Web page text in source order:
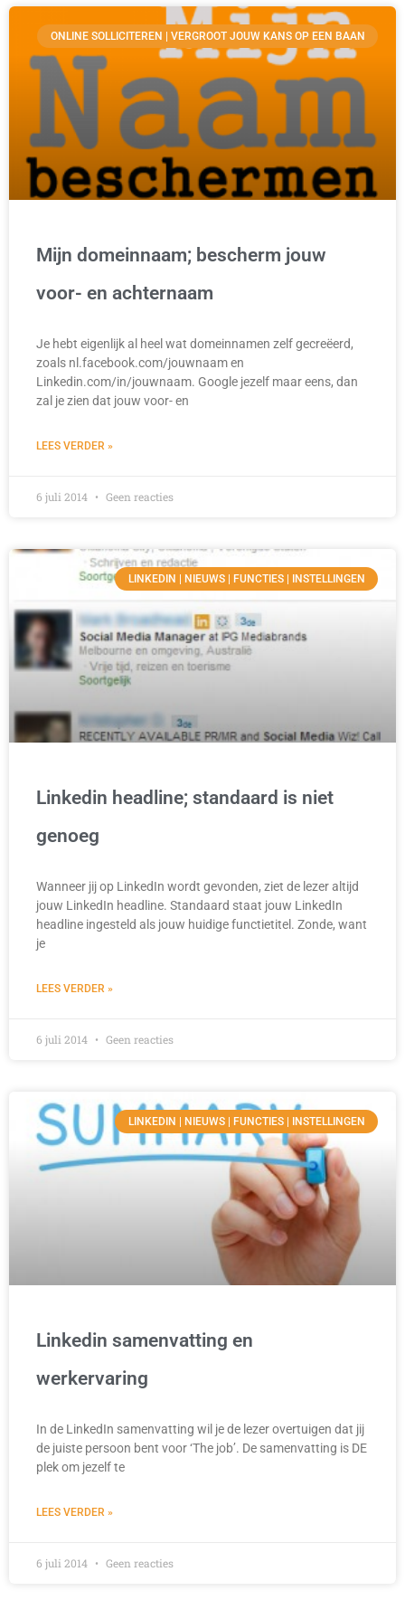
ONLINE SOLLICITEREN | VERGROOT JOUW KANS OP EEN BAAN
Mijn domeinnaam; bescherm jouw
voor- en achternaam
Je hebt eigenlijk al heel wat domeinnamen zelf gecreëerd,
zoals nl.facebook.com/jouwnaam en
Linkedin.com/in/jouwnaam. Google jezelf maar eens, dan
zal je zien dat jouw voor- en
LEES VERDER »
6 juli 2014 Geen reacties
LINKEDIN | NIEUWS | FUNCTIES | INSTELLINGEN
Linkedin headline; standaard is niet
genoeg
Wanneer jij op LinkedIn wordt gevonden, ziet de lezer altijd
jouw LinkedIn headline. Standaard staat jouw LinkedIn
headline ingesteld als jouw huidige functietitel. Zonde, want
je
LEES VERDER »
6 juli 2014 Geen reacties
LINKEDIN | NIEUWS | FUNCTIES | INSTELLINGEN
Linkedin samenvatting en
werkervaring
In de LinkedIn samenvatting wil je de lezer overtuigen dat jij
de juiste persoon bent voor ‘The job’. De samenvatting is DE
plek om jezelf te
LEES VERDER »
6 juli 2014 Geen reacties